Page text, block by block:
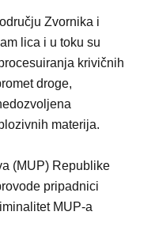
Zvornika i
lica i u toku su
krivičnih
droge,
materija.
(MUP) Republike
pripadnici
MUP-a